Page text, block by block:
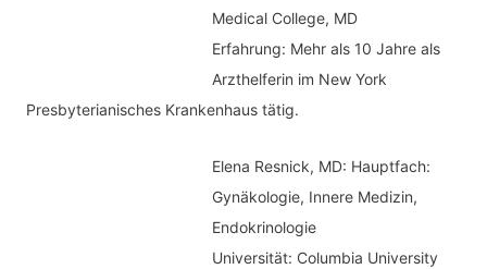
Medical College, MD
Erfahrung: Mehr als 10 Jahre als
Arzthelferin im New York
Presbyterianisches Krankenhaus tätig.
Elena Resnick, MD: Hauptfach:
Gynäkologie, Innere Medizin,
Endokrinologie
Universität: Columbia University